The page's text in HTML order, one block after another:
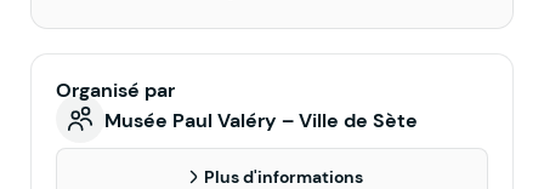
Organisé par
Musée Paul Valéry – Ville de Sète
Plus d'informations